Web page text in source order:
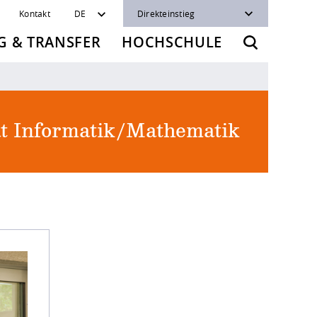
Kontakt DE Direkteinstieg
& TRANSFER HOCHSCHULE
Informatik/Mathematik